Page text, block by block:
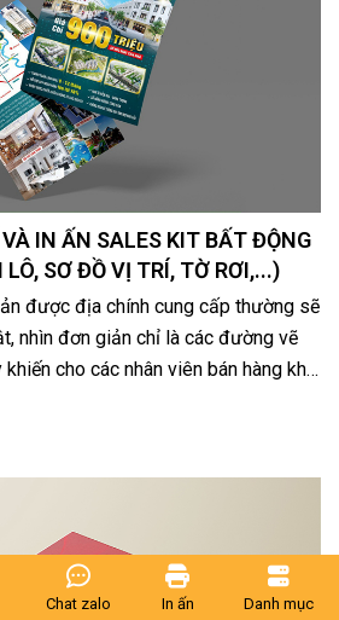
IN ẤN SALES KIT BẤT ĐỘNG
PHÂN LÔ, SƠ ĐỒ VỊ TRÍ, TỜ RƠI,...)
được địa chính cung cấp thường sẽ
nhìn đơn giản chỉ là các đường vẽ
cho các nhân viên bán hàng khó
khó hình dung vì thế cần phải thiết
dự án.
Chat zalo In ấn Danh mục